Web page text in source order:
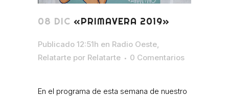
08 DIC «PRIMAVERA 2019»
Publicado 12:51h en Radio Oeste,
Relatarte por Relatarte 0 Comentarios
En el programa de esta semana de nuestro